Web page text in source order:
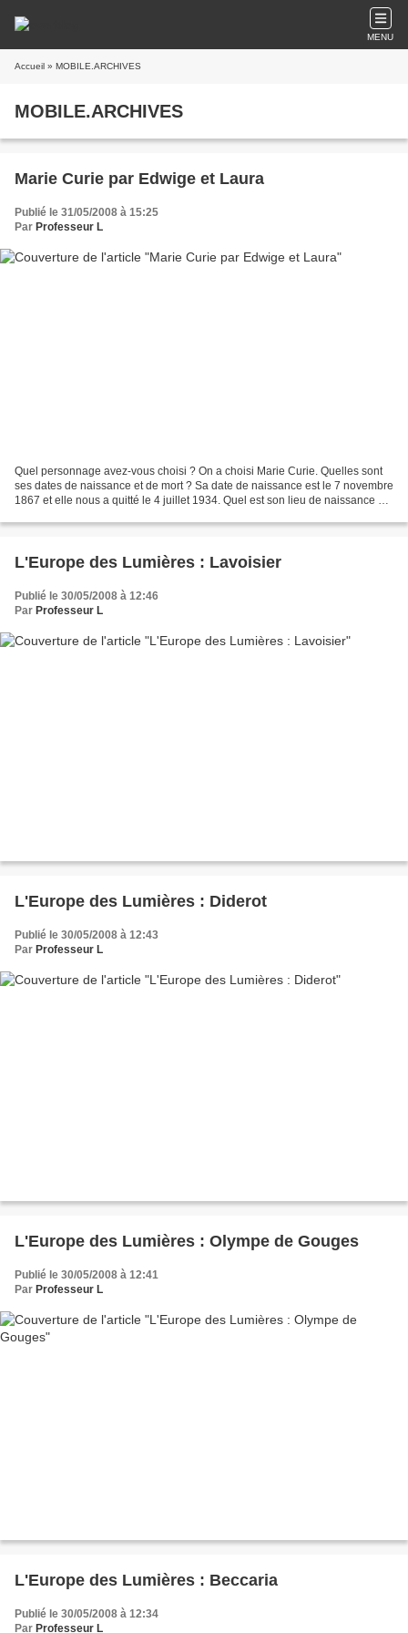
MENU
Accueil » MOBILE.ARCHIVES
MOBILE.ARCHIVES
Marie Curie par Edwige et Laura
Publié le 31/05/2008 à 15:25
Par Professeur L
Quel personnage avez-vous choisi ? On a choisi Marie Curie. Quelles sont
ses dates de naissance et de mort ? Sa date de naissance est le 7 novembre
1867 et elle nous a quitté le 4 juillet 1934. Quel est son lieu de naissance et
L'Europe des Lumières : Lavoisier
Publié le 30/05/2008 à 12:46
Par Professeur L
L'Europe des Lumières : Diderot
Publié le 30/05/2008 à 12:43
Par Professeur L
L'Europe des Lumières : Olympe de Gouges
Publié le 30/05/2008 à 12:41
Par Professeur L
L'Europe des Lumières : Beccaria
Publié le 30/05/2008 à 12:34
Par Professeur L